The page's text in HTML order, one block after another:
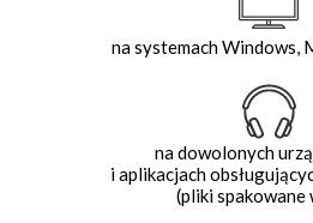
na systemach Windows,
na dowolonych
i aplikacjach
(pliki spakowane